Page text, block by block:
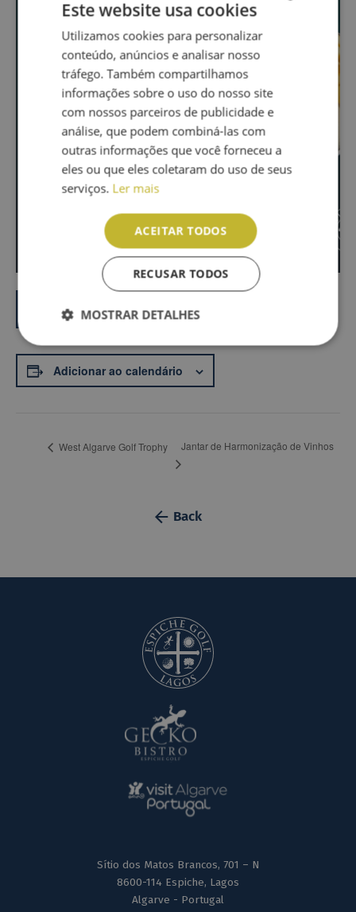
Reserve agora
Adicionar ao calendário
West Algarve Golf Trophy Jantar de Harmonização de Vinhos
Back
Sítio dos Matos Brancos, 701 – N
8600-114 Espiche, Lagos
Algarve - Portugal
Este website usa cookies
Utilizamos cookies para personalizar
conteúdo, anúncios e analisar nosso
tráfego. Também compartilhamos
informações sobre o uso do nosso site
com nossos parceiros de publicidade e
análise, que podem combiná-las com
outras informações que você forneceu a
eles ou que eles coletaram do uso de seus
serviços. Ler mais
ACEITAR TODOS
RECUSAR TODOS
MOSTRAR DETALHES